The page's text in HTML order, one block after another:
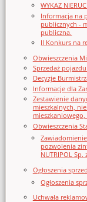
WYKAZ
Informacja na
publicznych -
publiczna.
II Konkurs na
Obwieszczenia
Sprzedaż
Decyzje
Informacje dla
Zestawienie
mieszkalnych,
Obwieszczenia
pozwolenia
NUTRIPOL Sp.
Ogłoszenia
Ogłoszenia
Uchwała